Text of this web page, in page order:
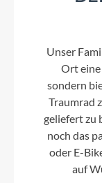
Unser
Ort eine
sondern
Traumrad
geliefert zu
noch das
oder E-
auf